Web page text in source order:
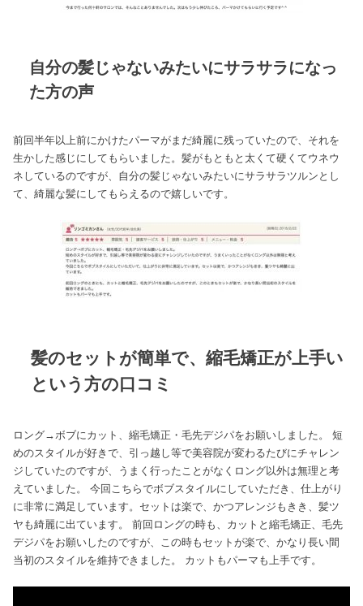
自分の髪じゃないみたいにサラサラになっ
た方の声
前回半年以上前にかけたパーマがまだ綺麗に残っていたので、それを
生かした感じにしてもらいました。髪がもともと太くて硬くてウネウ
ネしているのですが、自分の髪じゃないみたいにサラサラツルンとし
て、綺麗な髪にしてもらえるので嬉しいです。
髪のセットが簡単で、縮毛矯正が上手い
という方の口コミ
ロング→ボブにカット、縮毛矯正・毛先デジパをお願いしました。 短
めのスタイルが好きで、引っ越し等で美容院が変わるたびにチャレン
ジしていたのですが、うまく行ったことがなくロング以外は無理と考
えていました。 今回こちらでボブスタイルにしていただき、仕上がり
に非常に満足しています。セットは楽で、かつアレンジもきき、髪ツ
ヤも綺麗に出ています。 前回ロングの時も、カットと縮毛矯正、毛先
デジパをお願いしたのですが、この時もセットが楽で、かなり長い間
当初のスタイルを維持できました。 カットもパーマも上手です。